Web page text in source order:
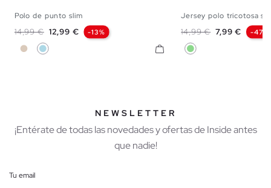
Polo de punto slim
Precio base
14,99 € Precio
12,99 € -13%
Blanco Roto
Azul Claro
Jersey polo tricotosa
Precio base
14,99 € Precio
7,99 € -47%
Verde Claro
NEWSLETTER
¡Entérate de todas las novedades y ofertas de Inside antes
que nadie!
Tu email